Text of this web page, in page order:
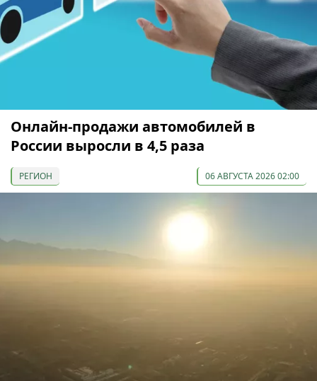
Онлайн-продажи автомобилей в
России выросли в 4,5 раза
РЕГИОН 06 АВГУСТА 2026 02:00